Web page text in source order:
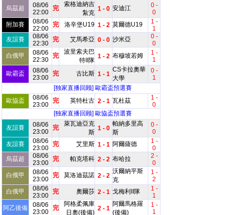
烏茲超
08/06
22:00
完
索格迪納吉
紮克
1 - 0 安迪江
0 -
0
附加賽
08/06
22:00
完 洛辛堡U19 1 - 2 莫爾德U19
1 -
1
友誼賽
08/06
22:30
完 艾馬希亞 0 - 0 沙米亞
0 -
0
白俄甲
08/06
22:30
完
波里索夫巴
特II隊
1 - 2 布穆坡若姆
1 -
1
歐霸盃
08/06
23:00
完 古比斯 1 - 1
CS卡拉奧華
大學
0 -
1
[独家直播回顾] 歐霸盃預選賽
歐協盃
08/06
23:00
完 英特杜古 2 - 1 瓦杜茲
1 -
0
[独家直播回顾] 歐協盃預選賽
友誼賽
08/06
23:00
完
萊瓦迪亞克
斯
1 - 0
帕納多里高
斯
0 -
0
友誼賽
08/06
23:00
完 艾里斯 1 - 1 阿爾薩德
1 -
0
烏茲超
08/06
23:00
完 帕克塔科 2 - 2 布哈拉
2 -
0
白俄甲
08/06
23:00
完 莫洛迪茲諾 2 - 2
沃爾納平斯
克
1 -
2
白俄甲
08/06
23:00
完 奧爾莎 2 - 1 戈梅利II隊
1 -
1
阿乙後備
08/06
23:00
完
阿格柔佩庫
日奧(後備)
2 - 1
阿爾馬格羅
(後備)
1 -
1